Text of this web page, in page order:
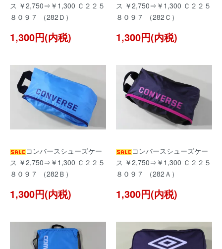
ス ￥2,750⇒￥1,300 Ｃ２２５
８０９７ （282Ｄ）
1,300円(内税)
ス ￥2,750⇒￥1,300 Ｃ２２５
８０９７ （282Ｃ）
1,300円(内税)
コンバースシューズケー
ス ￥2,750⇒￥1,300 Ｃ２２５
８０９７ （282Ｂ）
1,300円(内税)
コンバースシューズケー
ス ￥2,750⇒￥1,300 Ｃ２２５
８０９７ （282Ａ）
1,300円(内税)